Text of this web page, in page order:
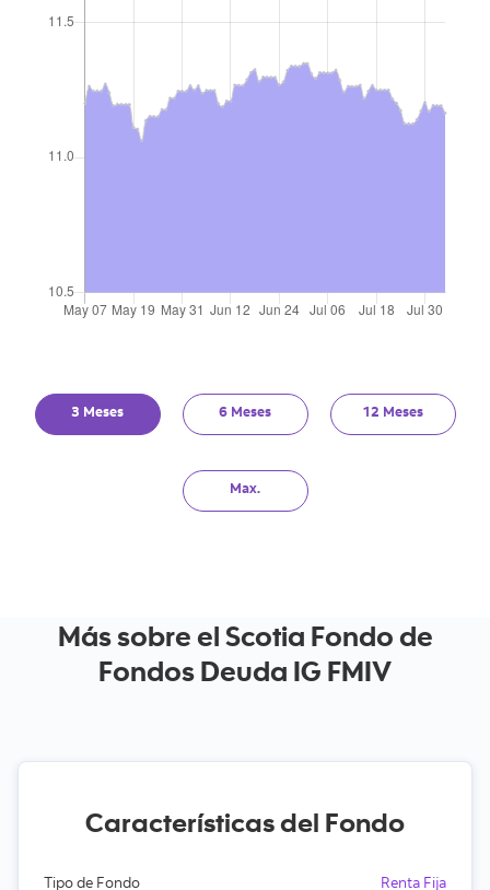
3 Meses 6 Meses 12 Meses
Max.
Más sobre el Scotia Fondo de
Fondos Deuda IG FMIV
Características del Fondo
Tipo de Fondo Renta Fija